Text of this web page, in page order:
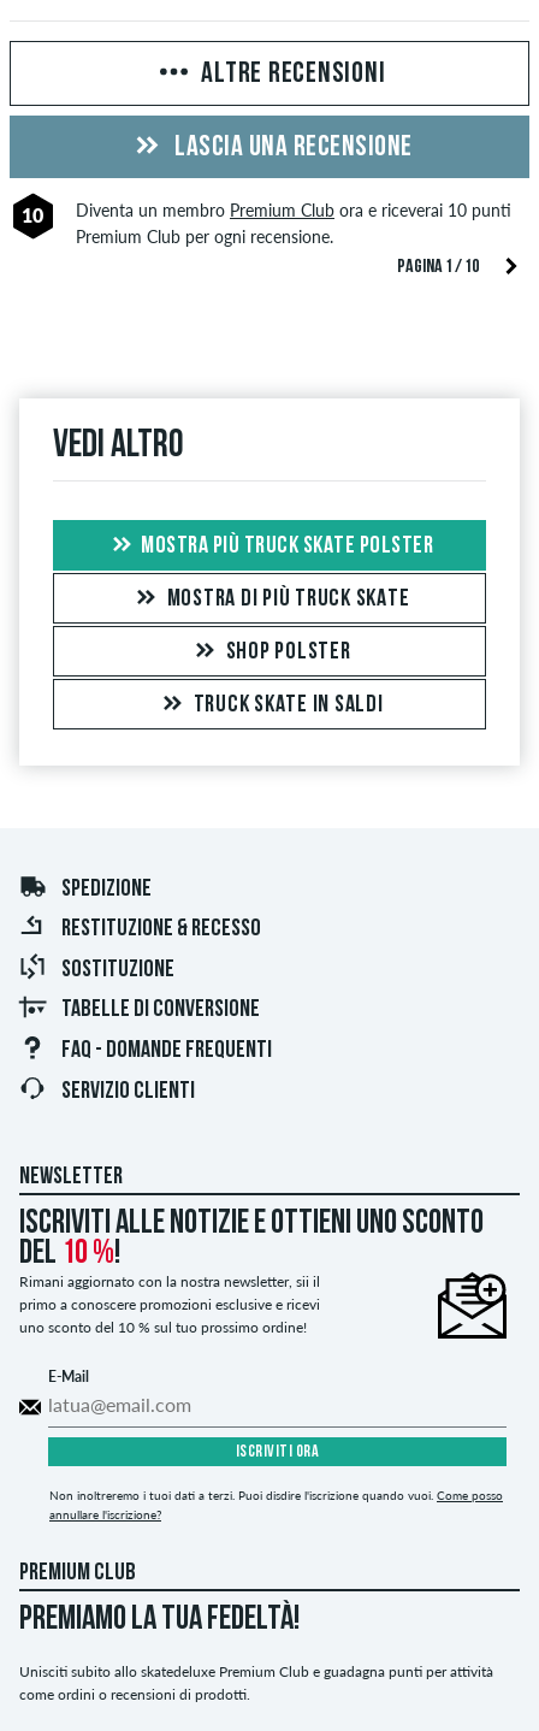
PAGINA 1 / 10
ALTRE RECENSIONI
LASCIA UNA RECENSIONE
10 Diventa un membro Premium Clubora e riceverai 10 punti
Premium Club per ogni recensione.
Vedi altro
MOSTRA PIÙ TRUCK SKATE POLSTER
MOSTRA DI PIÙ TRUCK SKATE
SHOP POLSTER
TRUCK SKATE IN SALDI
SPEDIZIONE
RESTITUZIONE & RECESSO
SOSTITUZIONE
TABELLE DI CONVERSIONE
FAQ - DOMANDE FREQUENTI
SERVIZIO CLIENTI
NEWSLETTER
Iscriviti alle notizie e ottieni uno sconto
del 10 %!
Rimani aggiornato con la nostra newsletter, sii il
primo a conoscere promozioni esclusive e ricevi
uno sconto del 10 % sul tuo prossimo ordine!
E-Mail
ISCRIVITI ORA
Non inoltreremo i tuoi dati a terzi. Puoi disdire l'iscrizione quando vuoi. Come posso
annullare l'iscrizione?
PREMIUM CLUB
PREMIAMO LA TUA FEDELTÀ!
Unisciti subito allo skatedeluxe Premium Club e guadagna punti per attività
come ordini o recensioni di prodotti.